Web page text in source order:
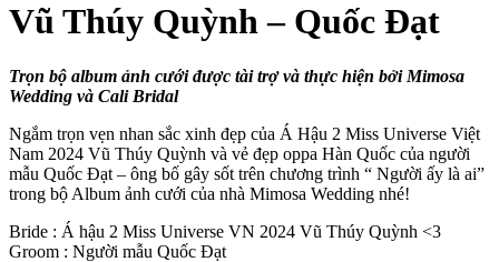
Vũ Thúy Quỳnh – Quốc Đạt
Trọn bộ album ảnh cưới được tài trợ và thực hiện bởi Mimosa
Wedding và Cali Bridal
Ngắm trọn vẹn nhan sắc xinh đẹp của Á Hậu 2 Miss Universe Việt
Nam 2024 Vũ Thúy Quỳnh và vẻ đẹp oppa Hàn Quốc của người
mẫu Quốc Đạt – ông bố gây sốt trên chương trình “ Người ấy là ai”
trong bộ Album ảnh cưới của nhà Mimosa Wedding nhé!
Bride : Á hậu 2 Miss Universe VN 2024 Vũ Thúy Quỳnh <3
Groom : Người mẫu Quốc Đạt